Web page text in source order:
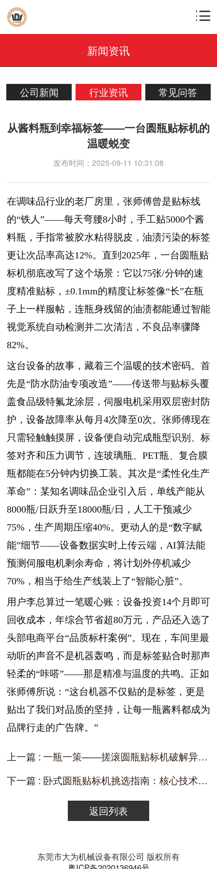
新闻资讯
公司新闻 行业资讯 常见问答
从酱料瓶到幸福标签——一台圆瓶贴标机的
温暖蜕变
发布时间：2025-09-11 10:31:08
在调味品行业的老厂房里，张师傅曾是贴标线
的“铁人”——每天弯腰8小时，手工贴5000个酱
料瓶，手指常被胶水粘得脱皮，油渍污染的标签
更让次品率高达12%。直到2025年，一台圆瓶贴
标机彻底改写了这个场景：它以75张/分钟的速
度精准贴标，±0.1mm的精度让标签像“长”在瓶
子上一样服帖，连瓶身残留的油渍都能通过智能
视觉系统自动检测并二次清洁，不良品率骤降
82%。
这台设备的故事，藏着三个温暖的技术密码。首
先是“防水防油专项改造”——传送带与贴标头覆
盖食品级特氟龙涂层，伺服电机采用双层密封防
护，设备故障率从每月4次降至0次。张师傅现在
只需轻触触摸屏，设备便自动完成瓶型识别、标
签对齐和压力调节，连玻璃瓶、PET瓶、复合膜
瓶都能在5分钟内切换工装。其次是“柔性化生产
革命”：某知名调味品企业引入后，单线产能从
8000瓶/日跃升至18000瓶/日，人工干预减少
75%，生产周期压缩40%。更动人的是“数字赋
能”细节——设备数据实时上传云端，AI算法能
预测伺服电机剩余寿命，将计划外停机减少
70%，相当于给生产线装上了“智能心脏”。
用户李总算过一笔暖心账：设备投资14个月即可
回收成本，年综合节省超80万元，产品还入选了
头部电商平台“品质标杆案例”。现在，车间里最
动听的声音不是机器轰鸣，而是标签贴合时那声
轻柔的“咔嗒”——那是精准与温度的共鸣。正如
张师傅所说：“这台机器不仅贴的是标签，更是
贴出了我们对品质的坚持，让每一瓶酱料都成为
品牌行走的广告牌。”
上一篇 : 一瓶一策——搓滚圆瓶贴标机破解异形瓶贴标难题的柔性密码
下一篇 : 卧式圆瓶贴标机挑选指南：核心技术参数与性能匹配策略
返回列表
东莞市大为机械设备有限公司 版权所有